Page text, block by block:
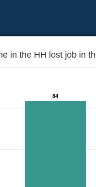
in the HH lost job in
84